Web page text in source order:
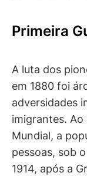
Primeira
A luta dos
em 1880 foi
adversidades
imigrantes. Ao
Mundial, a
pessoas, sob
1914, após a